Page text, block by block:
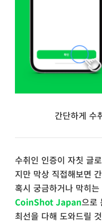
간단하게 수
수취인 인증이 자칫 글
지만 막상 직접해보면
혹시 궁금하거나 막히
CoinShot Japan으로
최선을 다해 도와드릴